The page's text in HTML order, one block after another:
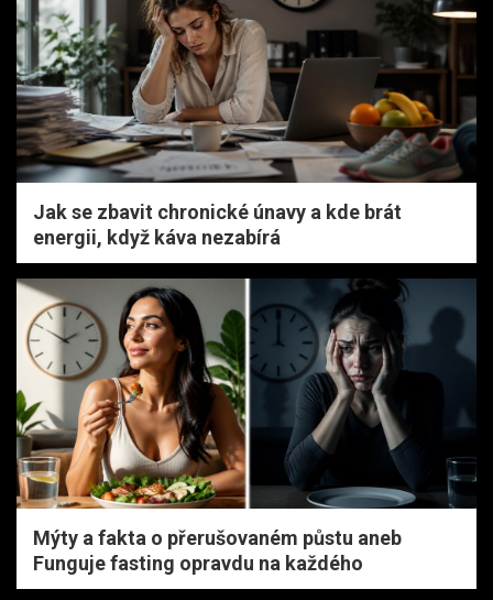
Jak se zbavit chronické únavy a kde brát
energii, když káva nezabírá
Mýty a fakta o přerušovaném půstu aneb
Funguje fasting opravdu na každého